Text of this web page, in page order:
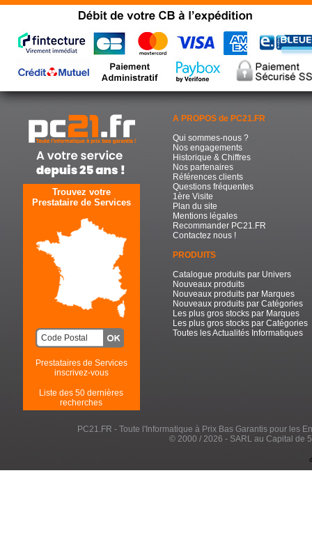
Trouvez votre
Prestataire de Services
Prestataires de Services
inscrivez-vous
Liste des 50 dernières
recherches
A PROPOS de PC21.FR
Qui sommes-nous ?
Nos engagements
Historique & Chiffres
Nos partenaires
Références clients
Questions fréquentes
1ère Visite
Plan du site
Mentions légales
Recommander PC21.FR
Contactez nous !
PRODUITS
Catalogue produits par Univers
Nouveaux produits
Nouveaux produits par Marques
Nouveaux produits par Catégories
Les plus gros stocks par Marques
Les plus gros stocks par Catégories
Toutes les Actualités Informatiques
PC21.FR - Toute l'Informatique à Prix Bas Garantis pour les
© 2000 / 2026 - SARL au Capital de